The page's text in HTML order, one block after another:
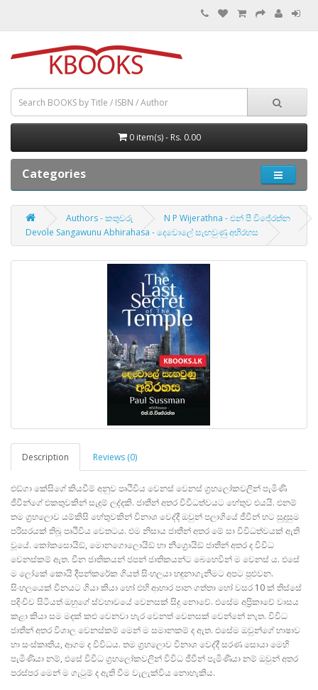
0 item(s) - Rs. 0.00
Categories
Authors - කතුවරු
N P Wijerathna - එන් පී විජේරත්න
Devole Sangawunu Abhirahasa - දෙවොලේ සැඟවුණු අභිරහස
Description Reviews (0)
එඞ්ගා කේසිගේ කියවීම් අනුව පෘථිවිය වෙනස් වෙනස් ග්‍රහලෝකවලින් පැමිණි
ජීවීන්ගේ එකතුවකින් සැදුම් ලද්දකි. ජාතීන් අතර විවිධත්වයට හේතුව එයයි. එනම්
තම ග්‍රහලොව යම්කිසි හේතුවකින් විනාශ වෙද්දී ඔවුන් පලාගියේ ජීවීන් හට සුදුසුම
පරිසරයක් තිබූ පෘථිවිය වෙතටය. එම නිසාය ජාතීන් අතර මේ සා විවිධත්වයක් ඇති
වූයේ. කෝකසොයිඞ්, මොනගොලොයිඞ් හා නීග්‍රොයිඞ් ජාතීන් අතර ද විවිධ
වෙනස්කම් ඇත. චීන ජාතිකයන් ජපන් ජාතිකයන්ට බෙහෙවින් ම වෙනස් ය. එසේ
ම ලෝකේ කොයි දීපන්කරේක ගියත් සිංහලයා හඳුනාගැනීමට අපට පුළුවන.
සිංහලයෙක් චීනයට ගියා කියා හෝ එහි ආහාර පාන ගත්තා හෝ වසර 10 ක් තිස්සේ
පදිංචිව සිටියත් ඔහුගේ ස්වභාවයේ වෙනසක් සිදු නොවේ. එසේම අප්‍රිකාවේ වාසය
කළා කියා සම මදක් කළු වෙනවා හැර වෙනත් වෙනසක් වෙන්නේ නැත. විවිධ
ජාතීන් අතර විශාල වෙනස්කම් මෙන් ම සමානකම් ද ඇත. එසේම ඔවුන්ගේ භාෂාව
හා සංස්කෘතිය, ආගම ද විවිධය. තම ග්‍රහලොව විනාශ වෙද්දී සරණ සොයා මෙහි
පැමිණියා නම්, එසේ විවිධ ග්‍රහලෝකවලින් විවිධ ජීවීන් පැමිණියා නම් ඔවුන් අතර
පරස්පර මෙන් ම ගැටුම් ද ඇති වීම වැලැක්විය නොහැකිය.